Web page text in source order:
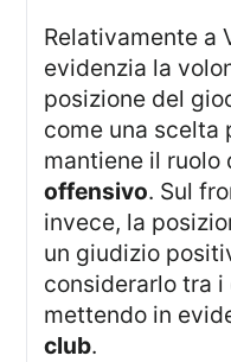
Relativamente a Vlahovic, il commento
evidenzia la
posizione del
come una scelta
mantiene il ruolo
offensivo. Sul
invece, la
un giudizio
considerarlo tra
mettendo in
club.